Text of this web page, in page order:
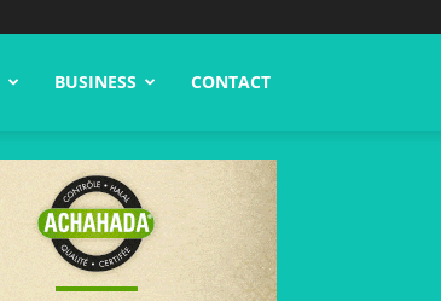
BUSINESS CONTACT